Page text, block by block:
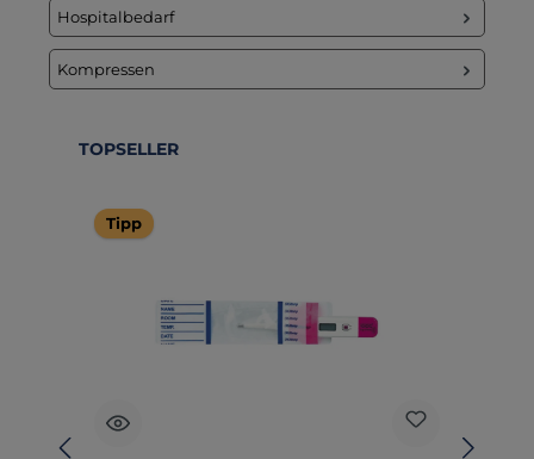
Hospitalbedarf
Kompressen
Produktgalerie überspringen
TOPSELLER
Tipp